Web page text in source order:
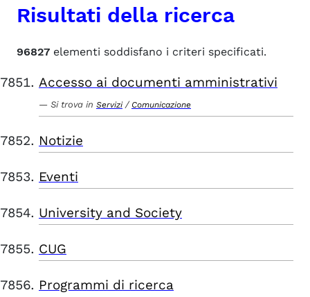
Risultati della ricerca
96827 elementi soddisfano i criteri specificati.
Accesso ai documenti amministrativi
Si trova in Servizi / Comunicazione
Notizie
Eventi
University and Society
CUG
Programmi di ricerca